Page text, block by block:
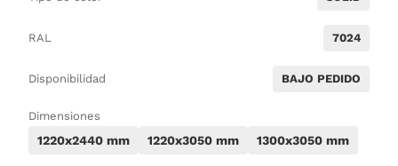
RAL 7024
Disponibilidad BAJO PEDIDO
Dimensiones
1220x2440 mm 1220x3050 mm 1300x3050 mm